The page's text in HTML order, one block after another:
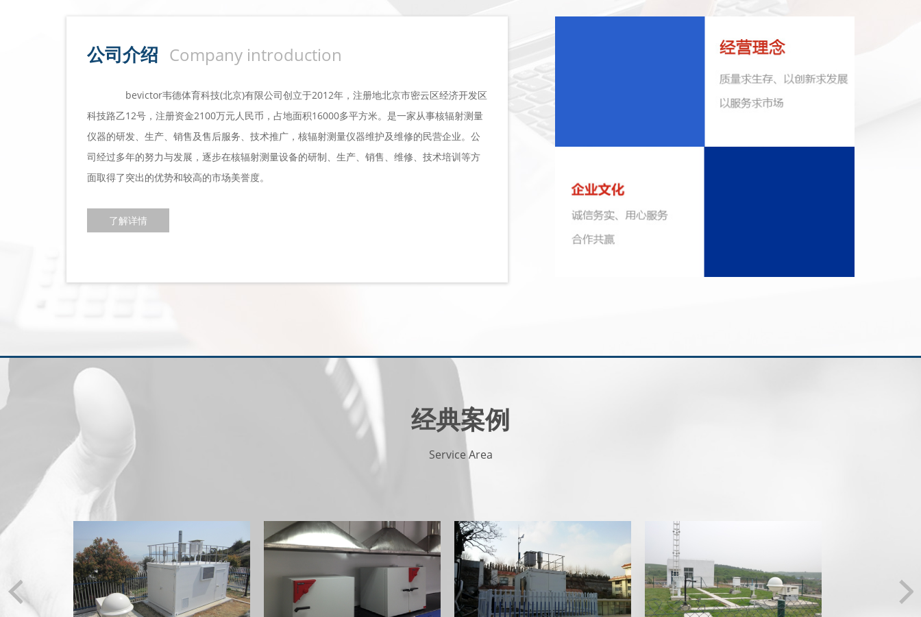
公司介绍 Company introduction
bevictor韦德体育科技(北京)有限公司创立于2012年，注册地北京市密云区经济开发区
科技路乙12号，注册资金2100万元人民币，占地面积16000多平方米。是一家从事核辐射测量
仪器的研发、生产、销售及售后服务、技术推广，核辐射测量仪器维护及维修的民营企业。公
司经过多年的努力与发展，逐步在核辐射测量设备的研制、生产、销售、维修、技术培训等方
面取得了突出的优势和较高的市场美誉度。
了解详情
经典案例
Service Area